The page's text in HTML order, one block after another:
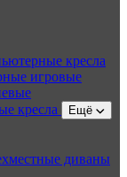
кресла
игровые
кресла Ещё
диваны